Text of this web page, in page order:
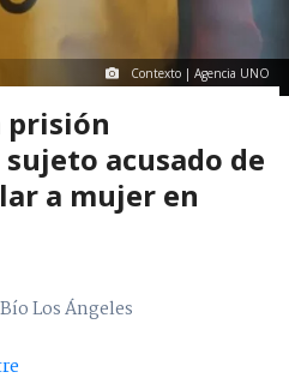
Contexto | Agencia UNO
prisión
acusado de
a mujer en
Los Ángeles